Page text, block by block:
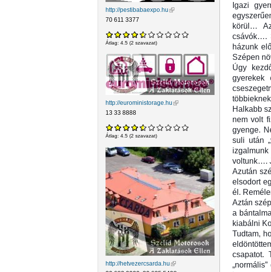
http://pestibabaexpo.hu (külső hivatkozás)
70 611 3377
Átlag: 4.5 (2 szavazat)
http://euroministorage.hu (külső hivatkozás)
13 33 8888
Átlag: 4.5 (2 szavazat)
http://hetvezercsarda.hu (külső hivatkozás)
Igazi
körül…
csávók….
házunk
Szépen
Úgy
gyerekek
Halkabb
nem volt
gyenge.
suli után
voltunk….
Azután
elsodort
él.
Aztán
a
kiabálni
Tudtam,
csapatot.